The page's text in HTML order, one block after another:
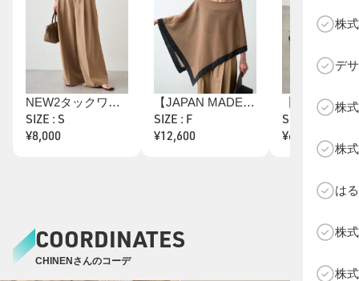
株
デ
株
株
は
株
株
NEW2タックワイドパンツ
SIZE : S
¥8,000
【JAPAN MADE】アシメニットポンチョ
SIZE : F
¥12,600
SIZE : 38
¥6,000
COORDINATES
CHINENさんのコーデ